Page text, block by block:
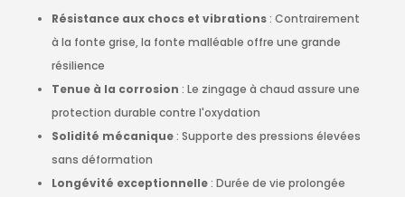
Résistance aux chocs et vibrations: Contrairement
à la fonte grise, la fonte malléable offre une grande
résilience
Tenue à la corrosion : Le zingage à chaud assure une
protection durable contre l'oxydation
Solidité mécanique: Supporte des pressions élevées
sans déformation
Longévité exceptionnelle: Durée de vie prolongée